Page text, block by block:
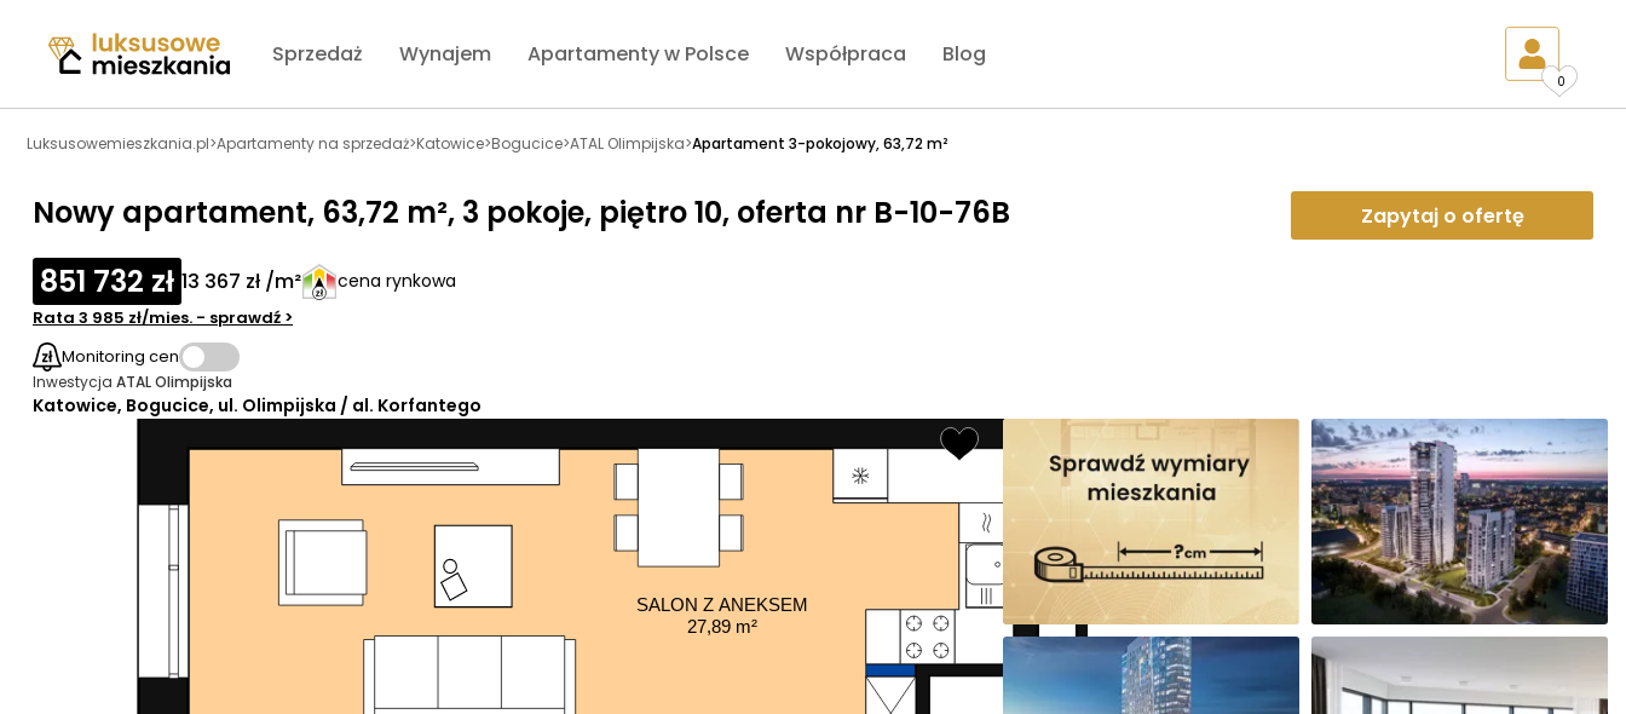
Sprzedaż Wynajem Apartamenty w Polsce Współpraca Blog
0
Luksusowemieszkania.pl>Apartamenty na sprzedaż>Katowice>Bogucice>ATAL Olimpijska>Apartament 3-pokojowy, 63,72 m²
Nowy apartament, 63,72 m², 3 pokoje, piętro 10, oferta nr B-10-76B Zapytaj o ofertę
851 732 zł 13 367 zł /m² cena rynkowa
Rata 3 985 zł/mies. - sprawdź >
Monitoring cen
Inwestycja ATAL Olimpijska
Katowice, Bogucice, ul. Olimpijska / al. Korfantego
SALON Z ANEKSEM
27,89 m²